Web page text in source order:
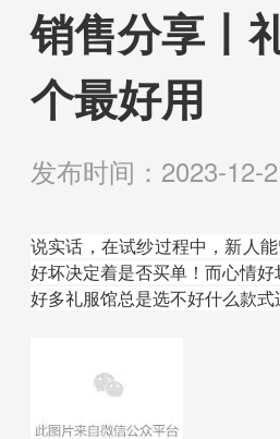
销售分享丨
个最好用
发布时间：2023-12-
说实话，在试纱过程中，新人
好坏决定着是否买单！而心情
好多礼服馆总是选不好什么款